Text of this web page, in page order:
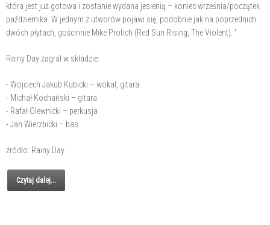
która jest już gotowa i zostanie wydana jesienią – koniec września/początek
października. W jednym z utworów pojawi się, podobnie jak na poprzednich
dwóch płytach, gościnnie Mike Protich (Red Sun Rising, The Violent). ”
Rainy Day zagrał w składzie:
- Wojciech Jakub Kubicki – wokal, gitara
- Michał Kochański – gitara
- Rafał Olewnicki – perkusja
- Jan Wierzbicki – bas
źródło: Rainy Day
Czytaj dalej...